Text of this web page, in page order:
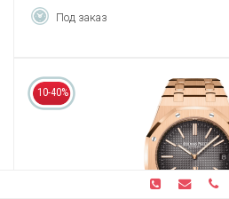
Под заказ
10-40%